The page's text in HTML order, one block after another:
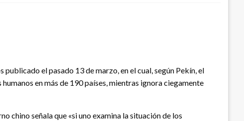
el pasado 13 de marzo, en el cual, según Pekín, el
en más de 190 países, mientras ignora ciegamente
chino señala que «si uno examina la situación de los